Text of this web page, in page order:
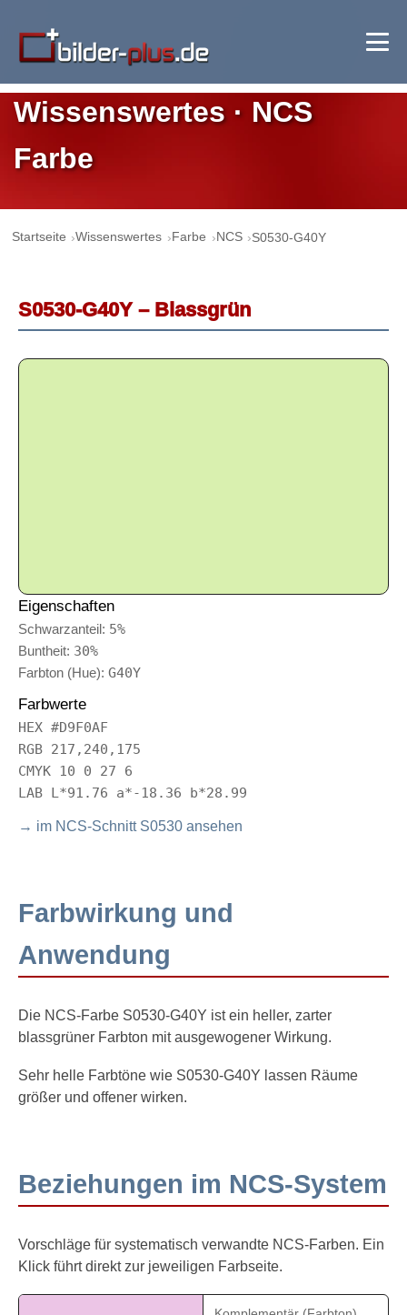
Wissenswertes · NCS
Farbe
Startseite Wissenswertes Farbe NCS S0530-G40Y
S0530-G40Y – Blassgrün
Eigenschaften
Schwarzanteil: 5%
Buntheit: 30%
Farbton (Hue): G40Y
Farbwerte
HEX #D9F0AF
RGB 217,240,175
CMYK 10 0 27 6
LAB L*91.76 a*-18.36 b*28.99
→ im NCS-Schnitt S0530 ansehen
Farbwirkung und
Anwendung
Die NCS-Farbe S0530-G40Y ist ein heller, zarter
blassgrüner Farbton mit ausgewogener Wirkung.
Sehr helle Farbtöne wie S0530-G40Y lassen Räume
größer und offener wirken.
Beziehungen im NCS-System
Vorschläge für systematisch verwandte NCS-Farben. Ein
Klick führt direkt zur jeweiligen Farbseite.